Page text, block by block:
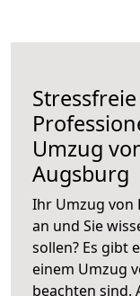
Umzug
Augsburg
Ihr Umzug von
an und Sie
sollen? Es gibt
einem Umzug
beachten sind.